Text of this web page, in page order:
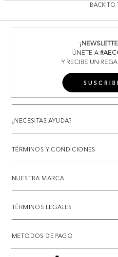
BACK TO
ÚNETE A
Y RECIBE UN
¿NECESITAS AYUDA?
TÉRMINOS Y CONDICIONES
NUESTRA MARCA
TÉRMINOS LEGALES
METODOS DE PAGO